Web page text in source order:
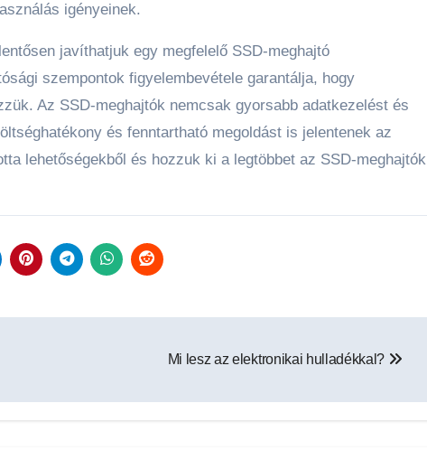
igényeinek.
javíthatjuk egy megfelelő SSD-meghajtó
szempontok figyelembevétele garantálja, hogy
Az SSD-meghajtók nemcsak gyorsabb adatkezelést és
és fenntartható megoldást is jelentenek az
lehetőségekből és hozzuk ki a legtöbbet az SSD-meghajtók
Mi lesz az elektronikai hulladékkal?